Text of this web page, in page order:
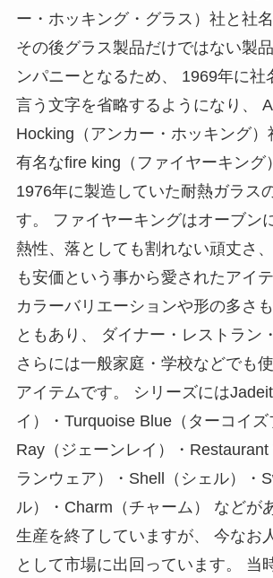
ー・ホッキング・グラス）社と社名
その後グラス製品だけではない製
ンパニーとなるため、 1969年に社
言う文字を省略するようになり、
Hocking（アンカー・ホッキング）
有名なfire king（ファイヤーキング
1976年に製造していた耐熱ガラス
す。 ファイヤーキングはオーブン
熱性、落としても割れない頑丈さ
も安価という事から愛されたアイ
カラーバリエーションや形の多さ
ともあり、 ダイナー・レストラン
さらには一般家庭・学校などでも
アイテムです。 シリーズには
イ）・Turquoise Blue（ターコイ
Ray（ジェーンレイ）・Restaurant
ランウェア）・Shell（シェル）・
ル）・Charm（チャーム） などが
生産を終了していますが、 今なお
として市場に出回っています。 当